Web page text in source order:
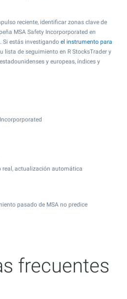
reciente, identificar zonas clave de
MSA Safety Incorporporated en
Si estás investigando el instrumento para
lista de seguimiento en R StocksTrader y
y europeas, índices y
real, actualización automática
pasado de MSA no predice
frecuentes